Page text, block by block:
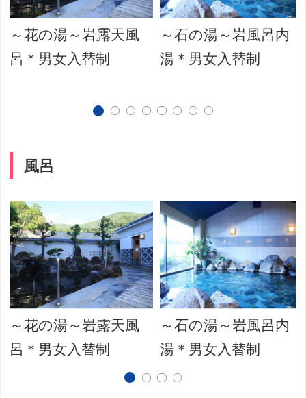
～花の湯～岩露天風
呂＊男女入替制
～石の湯～岩風呂内
湯＊男女入替制
風呂
～花の湯～岩露天風
呂＊男女入替制
～石の湯～岩風呂内
湯＊男女入替制